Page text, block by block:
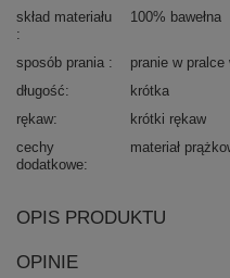
skład materiału 100% bawełna
sposób prania
pranie w pralce
długość
krótka
rękaw
krótki rękaw
cechy
dodatkowe
materiał
OPIS PRODUKTU
OPINIE